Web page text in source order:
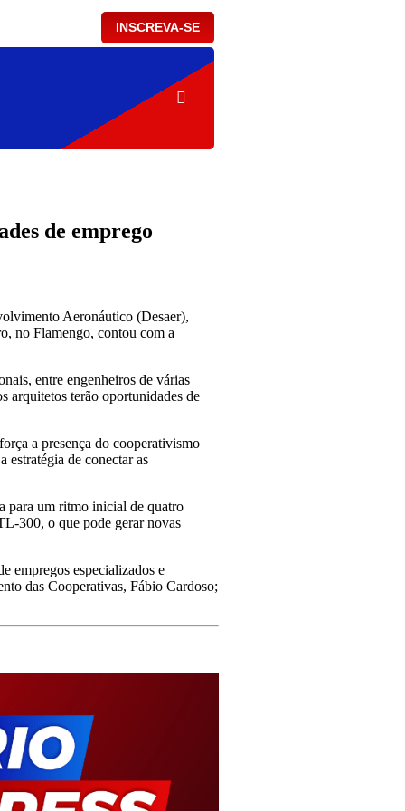
INSCREVA-SE
de emprego
Aeronáutico (Desaer),
no Flamengo, contou com a
entre engenheiros de várias
arquitetos terão oportunidades de
a presença do cooperativismo
estratégia de conectar as
para um ritmo inicial de quatro
300, o que pode gerar novas
empregos especializados e
das Cooperativas, Fábio Cardoso;